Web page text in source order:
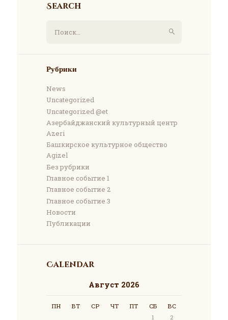
Search
Рубрики
News
Uncategorized
Uncategorized @et
Азербайджанский культурный центр
Azeri
Башкирское культурное общество
Agizel
Без рубрики
Главное событие 1
Главное событие 2
Главное событие 3
Новости
Публикации
Calendar
Август 2026
ПН ВТ СР ЧТ ПТ СБ
ВС
1
2